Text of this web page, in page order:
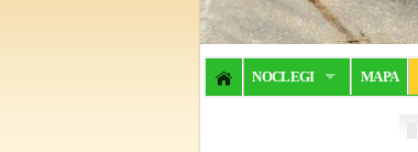
NOCLEGI MAPA